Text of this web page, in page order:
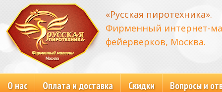
«Русская пиротехника».
Фирменный интернет-
фейерверков, Москва.
О нас Оплата и доставка Скидки Вопросы и